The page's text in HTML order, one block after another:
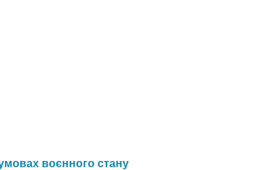
воєнного стану